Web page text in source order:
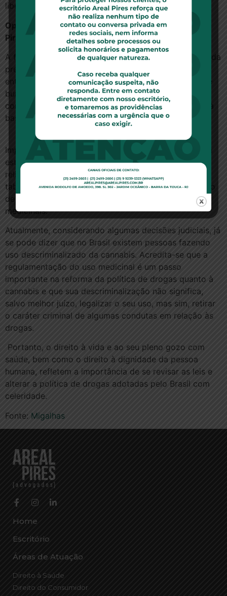
liberdade dos pais no cultivo da cannabis.
Opinião, por Nicolle Duque, colaboradora da Areal
Pires Advogados
A flexibilização do uso decannabis medicinal
é fruto da
pressão de inúmeros pacientes e da sociedade. No
entanto, o processo para sua regulamentação ainda é
burocrático, as mudanças nas regram avançam
conforme alterações da Anvisa, movidas lentamente à
base de ações judiciais.
Importante destacar que as leis e seu projetos devem
estar, cada vez mais próximos, à ciência do que à
religião contribuindo sobremaneira para a quebra de
tabus impostos na sociedade que acarretam no atraso
de desenvolvimentos científicos, tecnológicos e
medicinais.
Atualmente, considerando algumas decisões judiciais, já
se pode dizer que no Brasil existem pessoas fazendo
uso descriminalizado da cannabis. Acredita-se que a
regulamentação do uso medicinal é um passo
importante na reforma da política de drogas quanto à
cannabis e que sua descriminalização não significa,
salvo melhor juízo, legalizar o seu uso, mas sim, retirar
o caráter criminal de algumas condutas em relação às
drogas.
Portanto, o direito à vida e ao seu pleno gozo com
saúde, bem como o direito à dignidade da pessoa
humana, refletem a importância de se revisar as leis e
alterar a política de drogas adotadas pelo Brasil com
celeridade.
Fonte: Migalhas
Home
Escritório
Áreas de Atuação
Direito à Saúde
Direito do Consumidor